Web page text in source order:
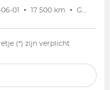
01 • 17 500 km • Garantie
(*) zijn verplicht